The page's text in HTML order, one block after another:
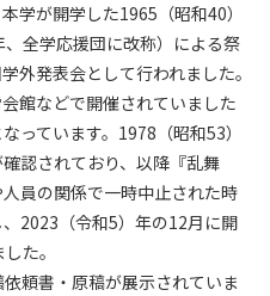
学が開学した1965（昭和40）
全学応援団に改称）による祭
外発表会として行われました。
館などで開催されていました
っています。1978（昭和53）
認されており、以降『乱舞
員の関係で一時中止された時
2023（令和5）年の12月に開
た。
頼書・原稿が展示されていま